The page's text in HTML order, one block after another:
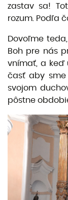
zastav sa!
rozum. Podľa
Dovoľme
Boh pre nás
vnímať, a keď
časť aby sme
svojom
pôstne